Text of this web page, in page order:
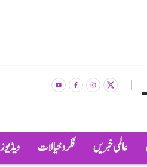
عالمی خبریں فکر و خیالات ویڈیوز